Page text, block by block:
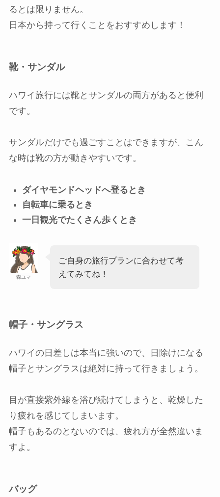
るとは限りません。
日本から持って行くことをおすすめします！
靴・サンダル
ハワイ旅行には靴とサンダルの両方があると便利
です。
サンダルだけでも過ごすことはできますが、こん
な時は靴の方が動きやすいです。
ダイヤモンドヘッドへ登るとき
自転車に乗るとき
一日観光でたくさん歩くとき
森ユマ
ご自身の旅行プランに合わせて考
えてみてね！
帽子・サングラス
ハワイの日差しは本当に強いので、日除けになる
帽子とサングラスは絶対に持って行きましょう。
目が直接紫外線を浴び続けてしまうと、乾燥した
り疲れを感じてしまいます。
帽子もあるのとないのでは、疲れ方が全然違いま
すよ。
バッグ